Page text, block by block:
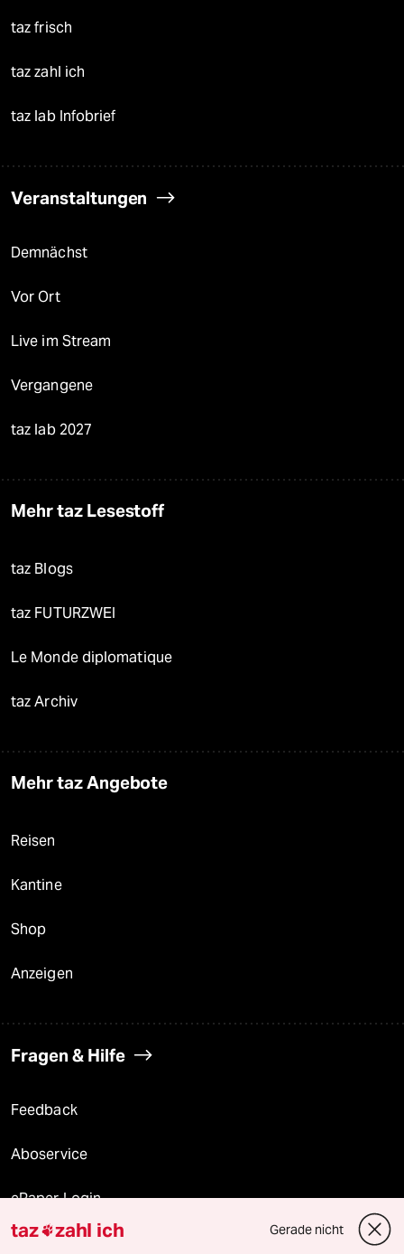
taz frisch
taz zahl ich
taz lab Infobrief
Veranstaltungen
Demnächst
Vor Ort
Live im Stream
Vergangene
taz lab 2027
Mehr taz Lesestoff
taz Blogs
taz FUTURZWEI
Le Monde diplomatique
taz Archiv
Mehr taz Angebote
Reisen
Kantine
Shop
Anzeigen
Fragen & Hilfe
Feedback
Aboservice
ePaper Login
Downloads für Abonnierende
taz zahl ich Gerade nicht